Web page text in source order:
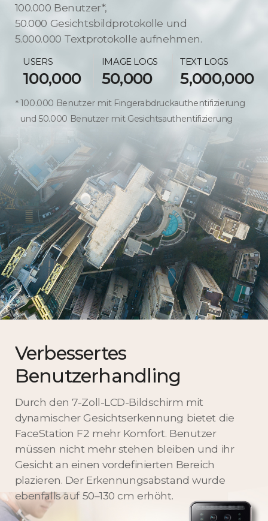
100.000 Benutzer*,
50.000 Gesichtsbildprotokolle und
5.000.000 Textprotokolle aufnehmen.
USERS
100,000
IMAGE LOGS
50,000
TEXT LOGS
5,000,000
100.000 Benutzer mit Fingerabdruckauthentifizierung
und 50.000 Benutzer mit Gesichtsauthentifizierung
Verbessertes
Benutzerhandling
Durch den 7-Zoll-LCD-Bildschirm mit
dynamischer Gesichtserkennung bietet die
FaceStation F2 mehr Komfort. Benutzer
müssen nicht mehr stehen bleiben und ihr
Gesicht an einen vordefinierten Bereich
plazieren. Der Erkennungsabstand wurde
ebenfalls auf 50–130 cm erhöht.